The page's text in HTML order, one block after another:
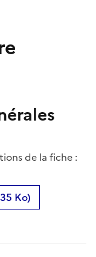
de la fiche :
Ko)